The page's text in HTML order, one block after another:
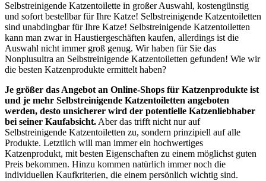
Selbstreinigende Katzentoilette in großer Auswahl, kostengünstig
und sofort bestellbar für Ihre Katze! Selbstreinigende Katzentoiletten
sind unabdingbar für Ihre Katze! Selbstreinigende Katzentoiletten
kann man zwar in Haustiergeschäften kaufen, allerdings ist die
Auswahl nicht immer groß genug. Wir haben für Sie das
Nonplusultra an Selbstreinigende Katzentoiletten gefunden! Wie wir
die besten Katzenprodukte ermittelt haben?
Je größer das Angebot an Online-Shops für Katzenprodukte ist
und je mehr Selbstreinigende Katzentoiletten angeboten
werden, desto unsicherer wird der potentielle Katzenliebhaber
bei seiner Kaufabsicht.Aber das trifft nicht nur auf
Selbstreinigende Katzentoiletten zu, sondern prinzipiell auf alle
Produkte. Letztlich will man immer ein hochwertiges
Katzenprodukt, mit besten Eigenschaften zu einem möglichst guten
Preis bekommen. Hinzu kommen natürlich immer noch die
individuellen Kaufkriterien, die einem persönlich wichtig sind.